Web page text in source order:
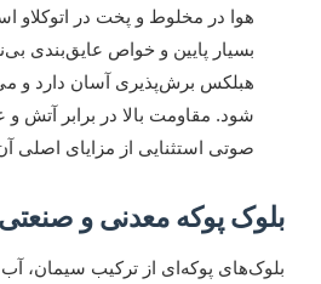
هوا در مخلوط و پخت در اتوکلاو
بسیار پایین و خواص عایق‌بندی
هبلکس برش‌پذیری آسان دارد و
شود. مقاومت بالا در برابر آتش و
صوتی استثنایی از مزایای اصلی
بلوک پوکه معدنی و صنعتی
بلوک‌های پوکه‌ای از ترکیب سیمان، آب